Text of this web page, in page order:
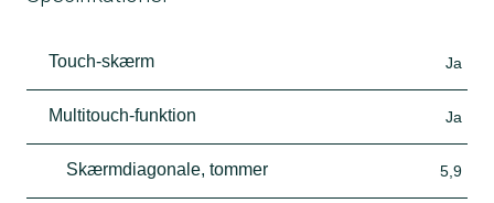
Touch-skærm Ja
Multitouch-funktion Ja
Skærmdiagonale, tommer 5,9